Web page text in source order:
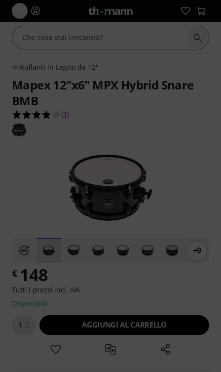
Rullanti in Legno da 12"
Mapex 12"x6" MPX Hybrid Snare
BMB
4.0 su 5 stelle su 1 valutazioni dei clienti
(1 )
+9
€ 148
Tutti i prezzi incl. IVA
Disponibile
1 AGGIUNGI AL CARRELLO